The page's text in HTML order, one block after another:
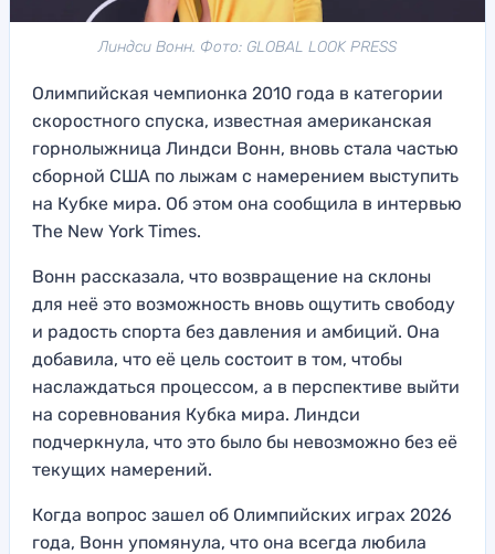
Линдси Вонн. Фото: GLOBAL LOOK PRESS
Олимпийская чемпионка 2010 года в категории
скоростного спуска, известная американская
горнолыжница Линдси Вонн, вновь стала частью
сборной США по лыжам с намерением выступить
на Кубке мира. Об этом она сообщила в интервью
The New York Times.
Вонн рассказала, что возвращение на склоны
для неё это возможность вновь ощутить свободу
и радость спорта без давления и амбиций. Она
добавила, что её цель состоит в том, чтобы
наслаждаться процессом, а в перспективе выйти
на соревнования Кубка мира. Линдси
подчеркнула, что это было бы невозможно без её
текущих намерений.
Когда вопрос зашел об Олимпийских играх 2026
года, Вонн упомянула, что она всегда любила